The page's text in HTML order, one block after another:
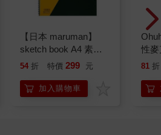
【日本 maruman】
sketch book A4 素描
本 繪圖本 空白繪圖本
54 折 特價 299 元
加入購物車
性
系
81 折